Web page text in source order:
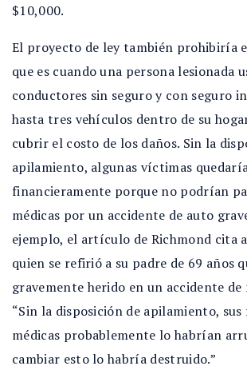
$10,000.
El proyecto de ley también prohibiría
que es cuando una persona lesionada
conductores sin seguro y con seguro
hasta tres vehículos dentro de su
cubrir el costo de los daños. Sin la
apilamiento, algunas víctimas
financieramente porque no podrían
médicas por un accidente de auto
ejemplo, el artículo de Richmond cita
quien se refirió a su padre de 69 años
gravemente herido en un accidente
“Sin la disposición de apilamiento,
médicas probablemente lo habrían
cambiar esto lo habría destruido.”